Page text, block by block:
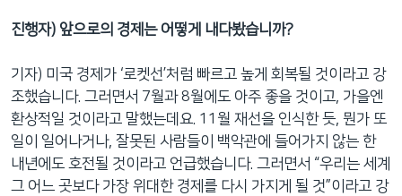
진행자) 앞으로의 경제는 어떻게 내다봤습니까?
기자) 미국 경제가 ‘로켓선’처럼 빠르고 높게 회복될 것이라고 강
조했습니다. 그러면서 7월과 8월에도 아주 좋을 것이고, 가을엔
환상적일 것이라고 말했는데요. 11월 재선을 인식한 듯, 뭔가 또
일이 일어나거나, 잘못된 사람들이 백악관에 들어가지 않는 한
내년에도 호전될 것이라고 언급했습니다. 그러면서 “우리는 세계
그 어느 곳보다 가장 위대한 경제를 다시 가지게 될 것”이라고 강